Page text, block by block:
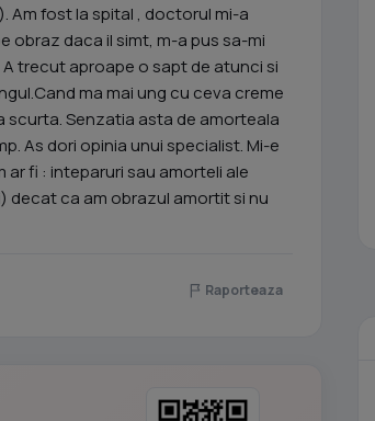
Am fost la spital , doctorul mi-a
obraz daca il simt, m-a pus sa-mi
trecut aproape o sapt de atunci si
ma mai ung cu ceva creme
scurta. Senzatia asta de amorteala
As dori opinia unui specialist. Mi-e
ar fi : inteparuri sau amorteli ale
decat ca am obrazul amortit si nu
Raporteaza